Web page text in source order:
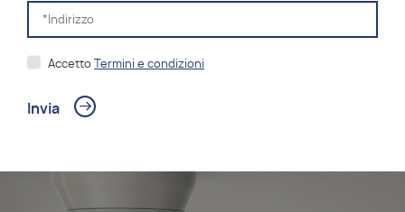
Accetto Termini e condizioni